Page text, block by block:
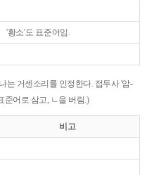
'황소'도 표준어임.
는 거센소리를 인정한다. 접두사 '암-
준어로 삼고, ㄴ을 버림.)
비고